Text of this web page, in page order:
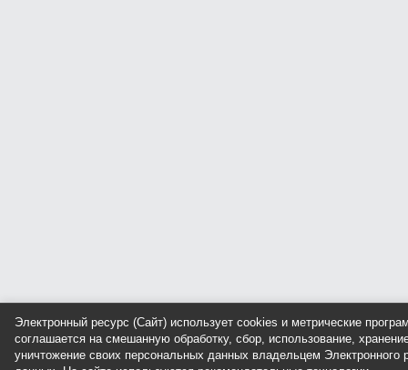
Электронный ресурс (Сайт) использует cookies и метрические
соглашается на смешанную обработку, сбор, использование,
уничтожение своих персональных данных владельцем Электронного